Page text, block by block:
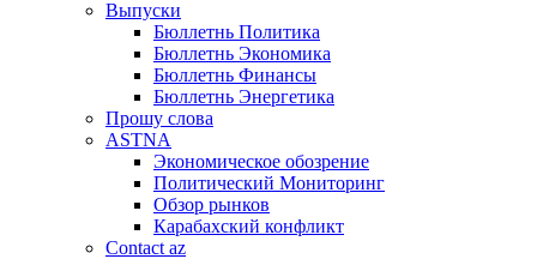
Выпуски
Бюллетнь Политика
Бюллетнь Экономика
Бюллетнь Финансы
Бюллетнь Энергетика
Прошу слова
ASTNA
Экономическое обозрение
Политический Мониторинг
Обзор рынков
Карабахский конфликт
Contact az